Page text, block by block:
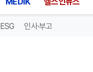
ESG 인사·부고